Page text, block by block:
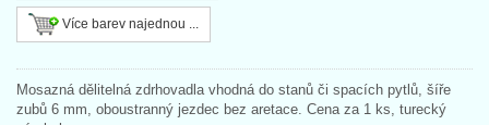
Více barev najednou ...
Mosazná dělitelná zdrhovadla vhodná do stanů či spacích pytlů, šíře
zubů 6 mm, oboustranný jezdec bez aretace. Cena za 1 ks, turecký